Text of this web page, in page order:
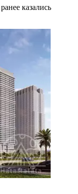
казались